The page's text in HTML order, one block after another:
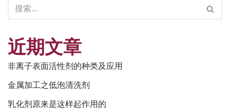
近期文章
非离子表面活性剂的种类及应用
金属加工之低泡清洗剂
乳化剂原来是这样起作用的